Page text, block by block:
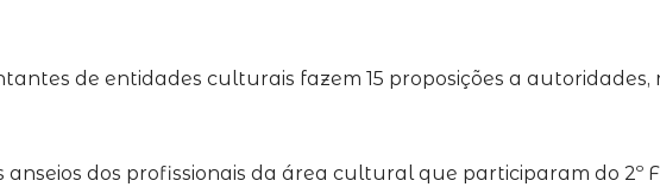
de entidades culturais fazem 15 proposições a
anseios dos profissionais da área cultural que participaram do 2º